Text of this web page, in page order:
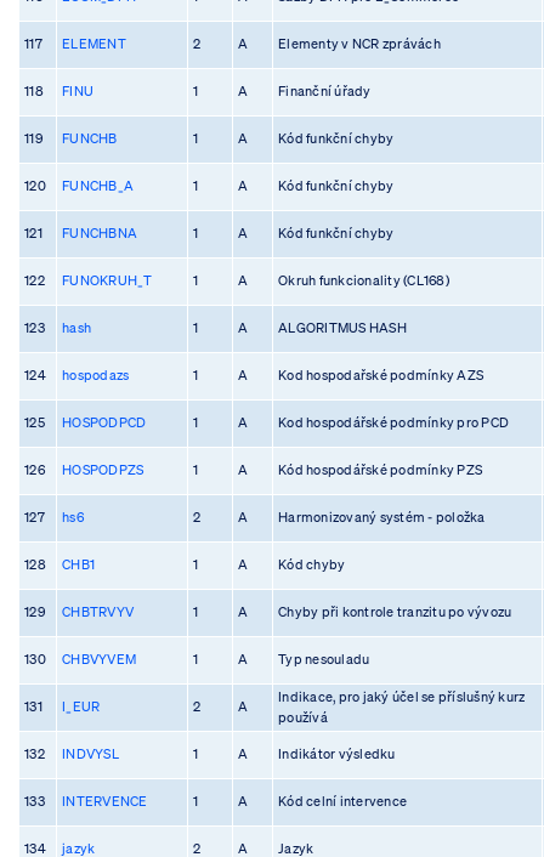
117 ELEMENT 2 A Elementy v NCR zprávách
118 FINU 1 A Finanční úřady
119 FUNCHB 1 A Kód funkční chyby
120 FUNCHB_A 1 A Kód funkční chyby
121 FUNCHBNA 1 A Kód funkční chyby
122 FUNOKRUH_T 1 A Okruh funkcionality (CL168)
123 hash 1 A ALGORITMUS HASH
124 hospodazs 1 A Kod hospodařské podmínky AZS
125 HOSPODPCD 1 A Kod hospodářské podmínky pro PCD
126 HOSPODPZS 1 A Kód hospodářské podmínky PZS
127 hs6 2 A Harmonizovaný systém - položka
128 CHB1 1 A Kód chyby
129 CHBTRVYV 1 A Chyby při kontrole tranzitu po vývozu
130 CHBVYVEM 1 A Typ nesouladu
131 I_EUR 2 A
Indikace, pro jaký účel se příslušný kurz
používá
132 INDVYSL 1 A Indikátor výsledku
133 INTERVENCE 1 A Kód celní intervence
134 jazyk 2 A Jazyk